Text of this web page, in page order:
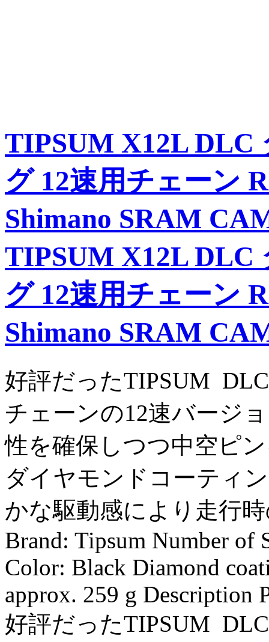
TIPSUM X12L DLC
グ 12速用チェーン
Shimano SRAM
TIPSUM X12L DLC
グ 12速用チェーン
Shimano SRAM
好評だったTIPSUM
チェーンの12速バージ
性を確保しつつ中空ピ
ダイヤモンドコーティ
かな駆動感により走行
Brand: Tipsum Number of
Color: Black Diamond
approx. 259 g Description
好評だったTIPSUM